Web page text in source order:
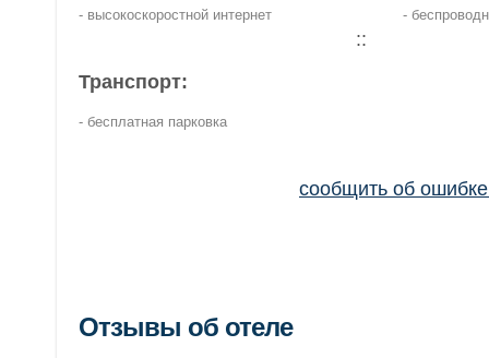
- высокоскоростной интернет -
::
Транспорт:
- бесплатная парковка
сообщить об
Отзывы об отеле